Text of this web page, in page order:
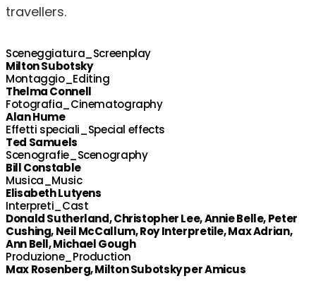
travellers.
Sceneggiatura_Screenplay
Milton Subotsky
Montaggio_Editing
Thelma Connell
Fotografia_Cinematography
Alan Hume
Effetti speciali_Special effects
Ted Samuels
Scenografie_Scenography
Bill Constable
Musica_Music
Elisabeth Lutyens
Interpreti_Cast
Donald Sutherland, Christopher Lee, Annie Belle, Peter
Cushing, Neil McCallum, Roy Interpretile, Max Adrian,
Ann Bell, Michael Gough
Produzione_Production
Max Rosenberg, Milton Subotsky per Amicus